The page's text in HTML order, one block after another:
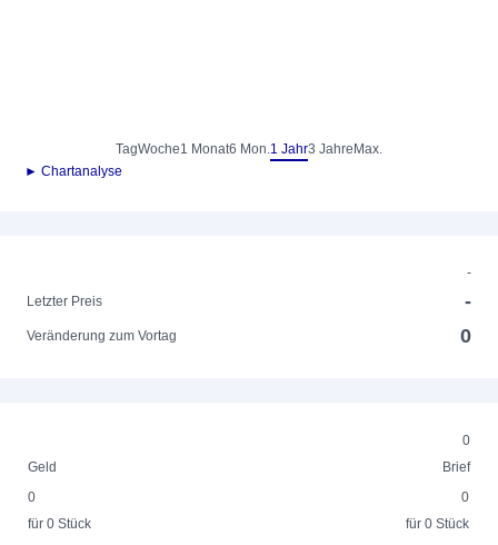
TagWoche1 Monat6 Mon.1 Jahr3 Jahre Max.
► Chartanalyse
-
Letzter Preis
-
Veränderung zum Vortag 0
0
Geld
Brief
0
für 0 Stück
0
für 0 Stück